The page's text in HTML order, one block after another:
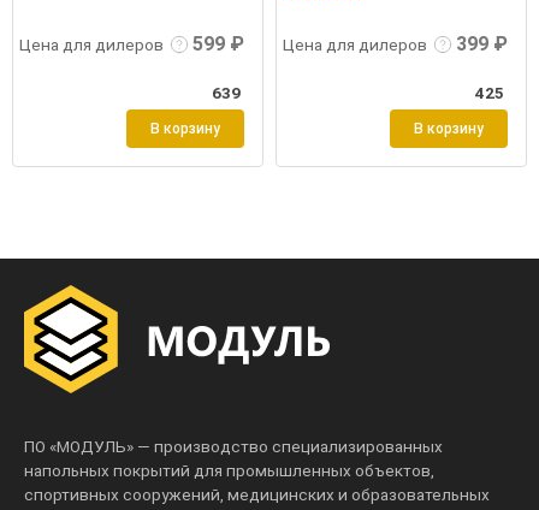
Цена для дилеров 599 ₽
639
В корзину
Цена для дилеров 399 ₽
425
В корзину
ПО «МОДУЛЬ» — производство специализированных
напольных покрытий для промышленных объектов,
спортивных сооружений, медицинских и образовательных